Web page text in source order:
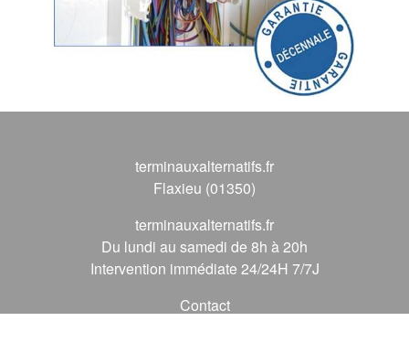
terminauxalternatifs.fr
Flaxieu (01350)
terminauxalternatifs.fr
Du lundi au samedi de 8h à 20h
Intervention immédiate 24/24H 7/7J
Contact